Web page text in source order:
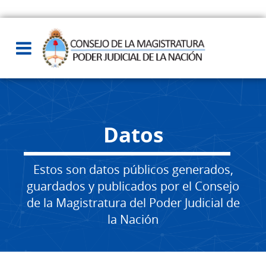
Datos
Estos son datos públicos generados,
guardados y publicados por el Consejo
de la Magistratura del Poder Judicial de
la Nación